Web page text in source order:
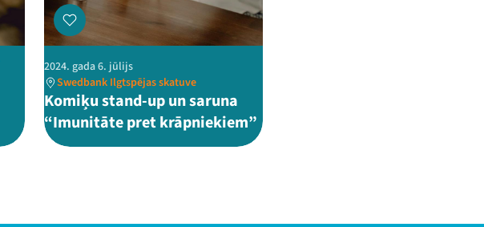
2024. gada 6. jūlijs
Swedbank Ilgtspējas skatuve
Komiķu stand-up un saruna
“Imunitāte pret krāpniekiem”